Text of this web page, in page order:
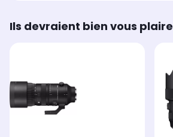
Ils devraient bien vous plaire